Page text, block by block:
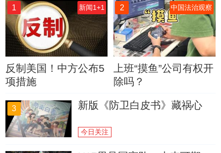
1 新闻1+1
反制美国！中方公布5
项措施
2 中国法治观察
上班“摸鱼”公司有权开
除吗？
3 新版《防卫白皮书》藏祸心
今日关注